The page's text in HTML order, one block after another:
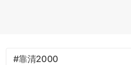
#靠清2000